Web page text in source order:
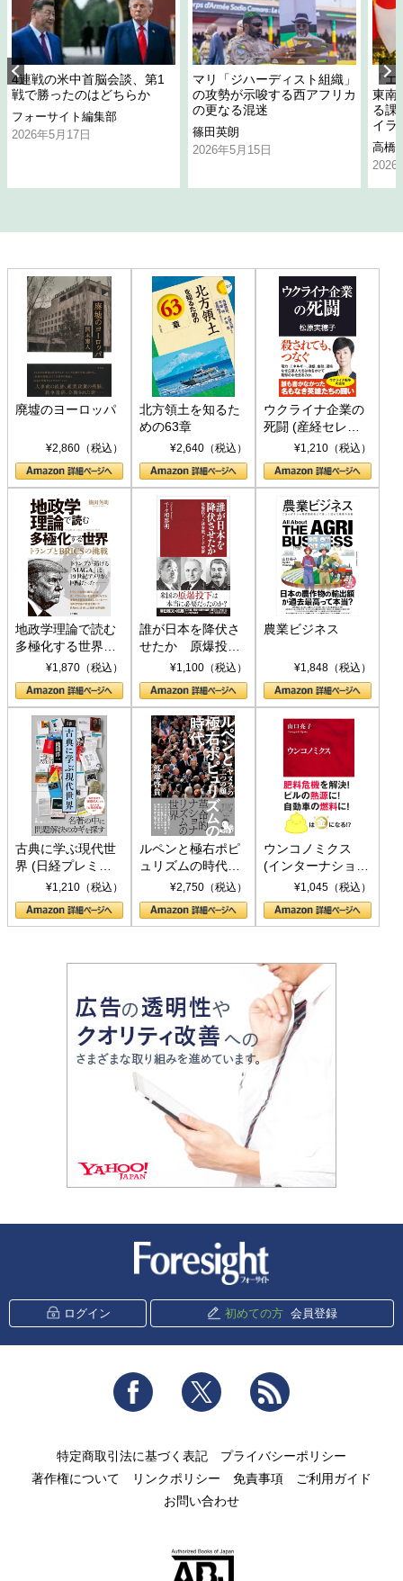
4連戦の米中首脳会談、第1
戦で勝ったのはどちらか
フォーサイト編集部
2026年5月17日
マリ「ジハーディスト組織」
の攻勢が示唆する西アフリカ
の更なる混迷
篠田英朗
2026年5月15日
「
東南
る課
イラ
高橋
2026
廃墟のヨーロッパ
¥2,860（税込）
北方領土を知るた
めの63章
¥2,640（税込）
ウクライナ企業の
死闘 (産経セレク
ト S 039)¥1,210（税込）
地政学理論で読む
多極化する世界：
トランプとBRICS
の挑戦
¥1,870（税込）
誰が日本を降伏さ
せたか 原爆投
下、ソ連参戦、そ
して聖断 (PHP新
書)
¥1,100（税込）
農業ビジネス
¥1,848（税込）
古典に学ぶ現代世
界 (日経プレミア
シリーズ)¥1,210（税込）
ルペンと極右ポピ
ュリズムの時代：
〈ヤヌス〉の二つ
の顔
¥2,750（税込）
ウンコノミクス
(インターナショナ
ル新書)¥1,045（税込）
ログイン 初めての方 会員登録
Facebook Twitter
特定商取引法に基づく表記
プライバシーポリシー
著作権について
リンクポリシー 免責事項
ご利用ガイド
お問い合わせ